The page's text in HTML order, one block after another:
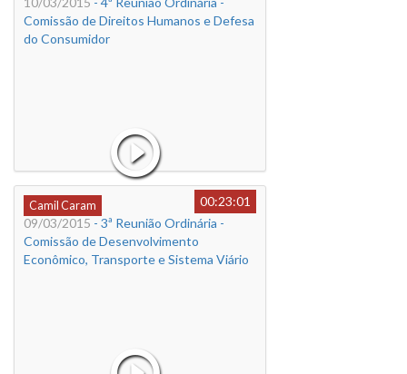
Comissão de Direitos Humanos e Defesa
do Consumidor
Camil Caram
00:23:01
09/03/2015 - 3ª Reunião Ordinária -
Comissão de Desenvolvimento
Econômico, Transporte e Sistema Viário